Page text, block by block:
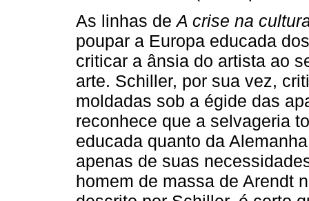
As linhas deA crise na
poupar a Europa educada
criticar a ânsia do artista ao
arte. Schiller, por sua vez,
moldadas sob a égide das
reconhece que a selvageria
educada quanto da
apenas de suas
homem de massa de Arendt